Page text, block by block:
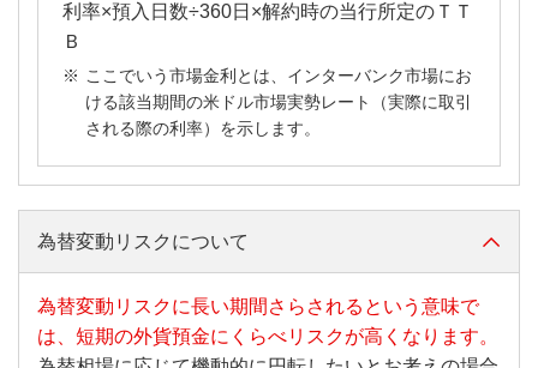
利率×預入日数÷360日×解約時の当行所定のＴＴ
Ｂ
ここでいう市場金利とは、インターバンク市場にお
ける該当期間の米ドル市場実勢レート（実際に取引
される際の利率）を示します。
為替変動リスクについて
為替変動リスクに長い期間さらされるという意味で
は、短期の外貨預金にくらべリスクが高くなります。